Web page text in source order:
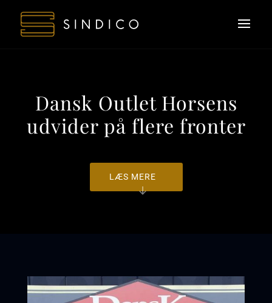
Dansk Outlet Horsens
udvider på flere fronter
LÆS MERE